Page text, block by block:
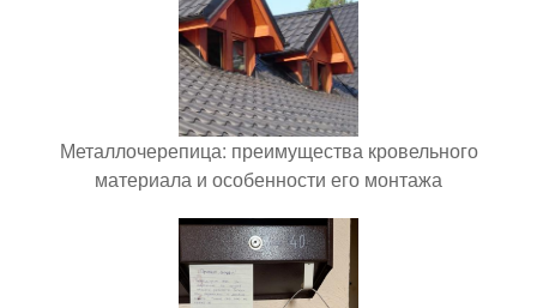
Металлочерепица: преимущества кровельного
материала и особенности его монтажа